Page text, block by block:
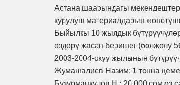
Астана шаарындагы мекендештер
курулуш материалдарын
Быйылкы 10 жылдык
өздөрү жасап беришет (болжолу
2003-2004-окуу жылынын
Жумашалиев Назим: 1 тонна
Бузурманкулов Н.: 20 000 сом өз